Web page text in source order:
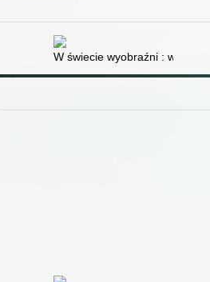
dzieci na wyzwania jutra
W świecie wyobraźni : wpływ